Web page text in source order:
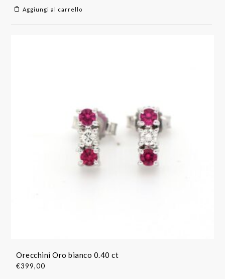
Aggiungi al carrello
Orecchini Oro bianco 0.40 ct
€399,00